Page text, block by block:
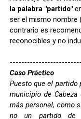
la palabra "partido"
ser el mismo nombre
contrario es
reconocibles y no
Caso Práctico
Puesto que el
municipio de
más personal, como
no un partido de